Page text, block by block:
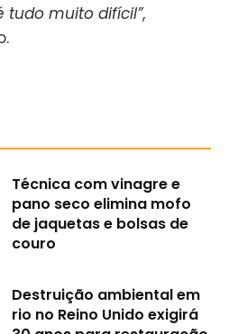
tudo muito difícil”,
Técnica com vinagre e
pano seco elimina mofo
de jaquetas e bolsas de
couro
Destruição ambiental em
rio no Reino Unido exigirá